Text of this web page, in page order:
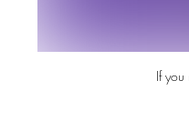
If